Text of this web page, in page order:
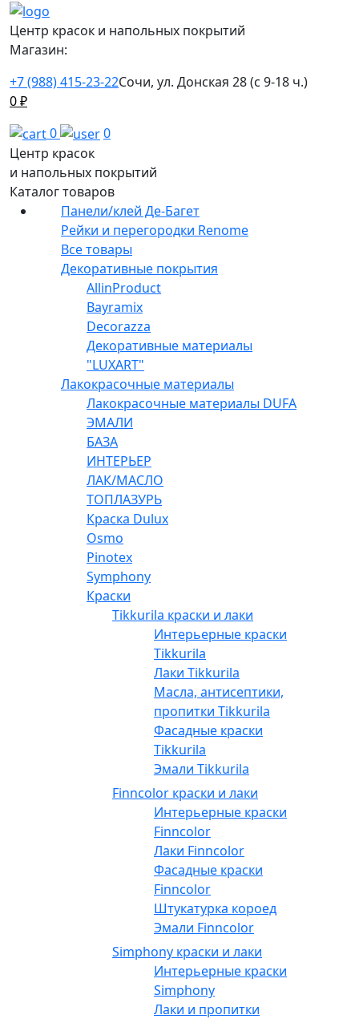
Центр красок и напольных покрытий
Магазин:
+7 (988) 415-23-22Сочи, ул. Донская 28 (с 9-18 ч.)
0₽
0
0
Центр красок
и напольных покрытий
Каталог товаров
Панели/клей Де-Багет
Рейки и перегородки Renome
Все товары
Декоративные покрытия
AllinProduct
Bayramix
Decorazza
Декоративные материалы
"LUXART"
Лакокрасочные материалы
Лакокрасочные материалы DUFA
ЭМАЛИ
БАЗА
ИНТЕРЬЕР
ЛАК/МАСЛО
ТОПЛАЗУРЬ
Краска Dulux
Osmo
Pinotex
Symphony
Краски
Tikkurila краски и лаки
Интерьерные краски
Tikkurila
Лаки Tikkurila
Масла, антисептики,
пропитки Tikkurila
Фасадные краски
Tikkurila
Эмали Tikkurila
Finncolor краски и лаки
Интерьерные краски
Finncolor
Лаки Finncolor
Фасадные краски
Finncolor
Штукатурка короед
Эмали Finncolor
Simphony краски и лаки
Интерьерные краски
Simphony
Лаки и пропитки